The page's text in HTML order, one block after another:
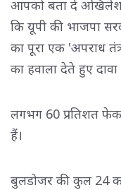
आपको बता दें अखिलेश
कि यूपी की भाजपा
का पूरा एक 'अपराध
का हवाला देते हुए
लगभग 60 प्रतिशत
हैं।
बुलडोजर की कुल 24